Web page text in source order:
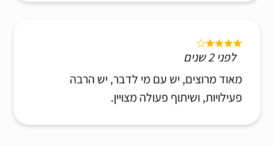
לפני 2 שנים
מאוד מרוצים, יש עם מי לדבר, יש הרבה
פעילויות, ושיתוף פעולה מצויין.